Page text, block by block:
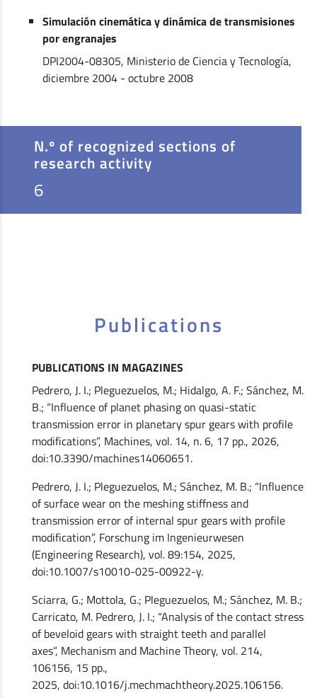
Simulación cinemática y dinámica de transmisiones
por engranajes
DPI2004-08305, Ministerio de Ciencia y Tecnología,
diciembre 2004 - octubre 2008
N.º of recognized sections of
research activity
6
Publications
PUBLICATIONS IN MAGAZINES
Pedrero, J. I.; Pleguezuelos, M.; Hidalgo, A. F.; Sánchez, M.
B.; “Influence of planet phasing on quasi-static
transmission error in planetary spur gears with profile
modifications”, Machines, vol. 14, n. 6, 17 pp., 2026,
doi:10.3390/machines14060651.
Pedrero, J. I.; Pleguezuelos, M.; Sánchez, M. B.; “Influence
of surface wear on the meshing stiffness and
transmission error of internal spur gears with profile
modification”, Forschung im Ingenieurwesen
(Engineering Research), vol. 89:154, 2025,
doi:10.1007/s10010-025-00922-y.
Sciarra, G.; Mottola, G.; Pleguezuelos, M.; Sánchez, M. B.;
Carricato, M. Pedrero, J. I.; “Analysis of the contact stress
of beveloid gears with straight teeth and parallel
axes”, Mechanism and Machine Theory, vol. 214,
106156, 15 pp.,
2025, doi:10.1016/j.mechmachtheory.2025.106156.